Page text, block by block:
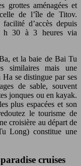
grottes aménagées et
de l’île de Titov.
d’accès depuis
h 30 à 3 heures via
et la baie de Bai Tu
similaires mais une
se distingue par ses
de sable, souvent
jonques ou en kayak.
plus espacées et son
le tourisme de
croisière au départ de
Long) constitue une
cruises